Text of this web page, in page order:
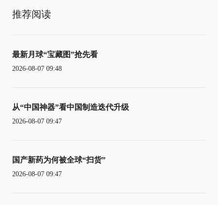
推荐阅读
最新月球“宝藏图”抢先看
2026-08-07 09:48
从“中国神器”看中国制造迭代升级
2026-08-07 09:47
国产新药为何被全球“扫货”
2026-08-07 09:47